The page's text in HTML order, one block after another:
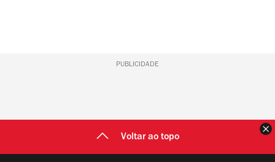
PUBLICIDADE
Voltar ao topo